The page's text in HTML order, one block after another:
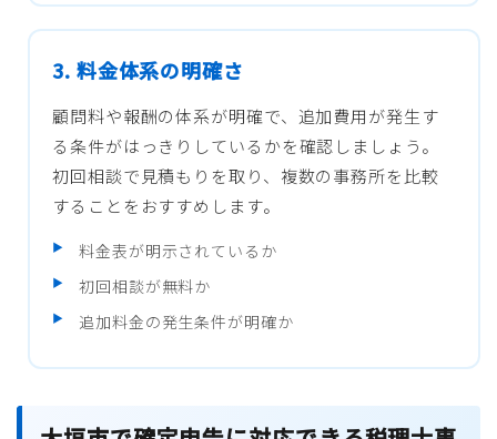
3. 料金体系の明確さ
顧問料や報酬の体系が明確で、追加費用が発生す
る条件がはっきりしているかを確認しましょう。
初回相談で見積もりを取り、複数の事務所を比較
することをおすすめします。
料金表が明示されているか
初回相談が無料か
追加料金の発生条件が明確か